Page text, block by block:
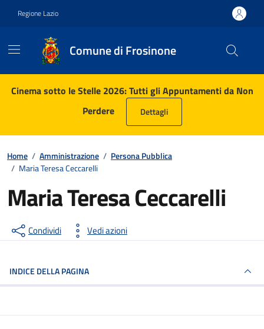
Regione Lazio
Comune di Frosinone
Contenuti in evidenza
Cinema sotto le Stelle 2026: Tutti gli Appuntamenti da Non
Perdere
Dettagli
Home / Amministrazione / Persona Pubblica
/ Maria Teresa Ceccarelli
Maria Teresa Ceccarelli
Condividi Vedi azioni
INDICE DELLA PAGINA